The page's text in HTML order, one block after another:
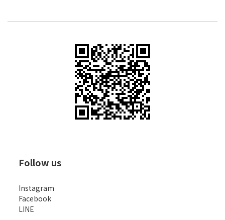
Follow us
Instagram
Facebook
LINE